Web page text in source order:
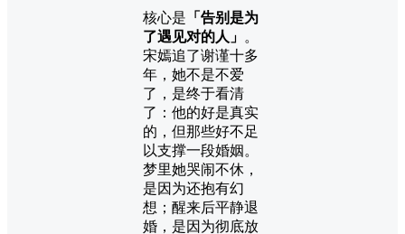
核心是 「告别是为
了遇见对的人」 。
宋嫣追了谢谨十多
年，她不是不爱
了，是终于看清
了：他的好是真实
的，但那些好不足
以支撑一段婚姻。
梦里她哭闹不休，
是因为还抱有幻
想；醒来后平静退
婚，是因为彻底放